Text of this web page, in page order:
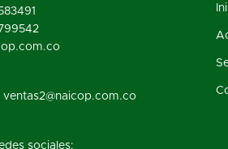
ventas2@naicop.com.co
sociales: